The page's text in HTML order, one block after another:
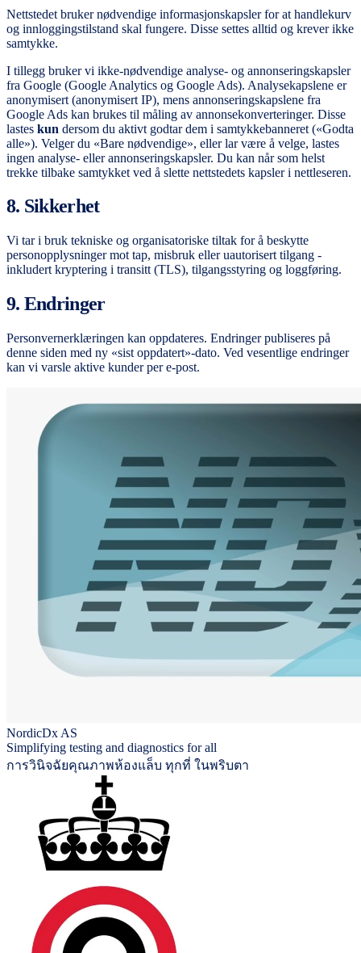
Nettstedet bruker nødvendige informasjonskapsler for at handlekurv
og innloggingstilstand skal fungere. Disse settes alltid og krever ikke
samtykke.
I tillegg bruker vi ikke-nødvendige analyse- og annonseringskapsler
fra Google (Google Analytics og Google Ads). Analysekapslene er
anonymisert (anonymisert IP), mens annonseringskapslene fra
Google Ads kan brukes til måling av annonsekonverteringer. Disse
lastes kun dersom du aktivt godtar dem i samtykkebanneret («Godta
alle»). Velger du «Bare nødvendige», eller lar være å velge, lastes
ingen analyse- eller annonseringskapsler. Du kan når som helst
trekke tilbake samtykket ved å slette nettstedets kapsler i nettleseren.
8. Sikkerhet
Vi tar i bruk tekniske og organisatoriske tiltak for å beskytte
personopplysninger mot tap, misbruk eller uautorisert tilgang -
inkludert kryptering i transitt (TLS), tilgangsstyring og loggføring.
9. Endringer
Personvernerklæringen kan oppdateres. Endringer publiseres på
denne siden med ny «sist oppdatert»-dato. Ved vesentlige endringer
kan vi varsle aktive kunder per e-post.
NordicDx AS
Simplifying testing and diagnostics for all
การวินิจฉัยคุณภาพห้องแล็บ ทุกที่ ในพริบตา